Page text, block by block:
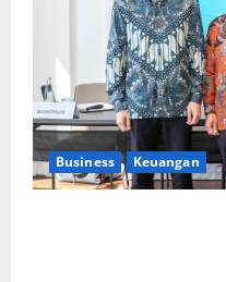
Business Keuangan